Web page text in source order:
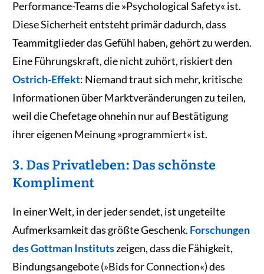
Performance-Teams die »Psychological Safety« ist.
Diese Sicherheit entsteht primär dadurch, dass
Teammitglieder das Gefühl haben, gehört zu werden.
Eine Führungskraft, die nicht zuhört, riskiert den
Ostrich-Effekt: Niemand traut sich mehr, kritische
Informationen über Marktveränderungen zu teilen,
weil die Chefetage ohnehin nur auf Bestätigung
ihrer eigenen Meinung »programmiert« ist.
3. Das Privatleben: Das schönste
Kompliment
In einer Welt, in der jeder sendet, ist ungeteilte
Aufmerksamkeit das größte Geschenk. Forschungen
des Gottman Institutszeigen, dass die Fähigkeit,
Bindungsangebote (»Bids for Connection«) des